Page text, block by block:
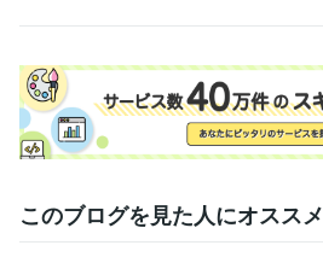
このブログを見た人にオススメ